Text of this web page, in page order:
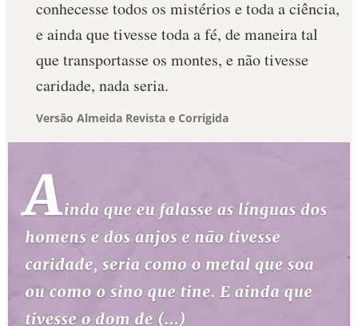
conhecesse todos os mistérios e toda a ciência,
e ainda que tivesse toda a fé, de maneira tal
que transportasse os montes, e não tivesse
caridade, nada seria.
Versão Almeida Revista e Corrigida